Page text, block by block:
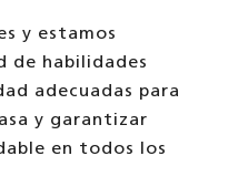
y estamos
de habilidades
adecuadas para
y garantizar
en todos los